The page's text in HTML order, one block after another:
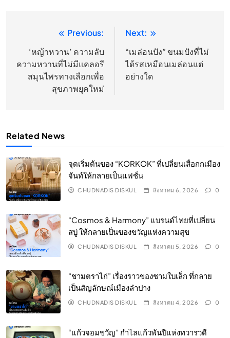
แนะแนว
เรื่อง
Previous:
‘หญ้าหวาน’ ความลับ
ความหวานที่ไม่มีแคลอรี
สมุนไพรทางเลือกเพื่อ
สุขภาพยุคใหม่
Next:
“เมล่อนปัง” ขนมปังที่ไม่
ได้รสเหมือนเมล่อนแต่
อย่างใด
Related News
จุดเริ่มต้นของ “KORKOK” ที่เปลี่ยนเสื่อกกเมือง
จันท์ให้กลายเป็นแฟชั่น
CHUDNADIS DISKUL สิงหาคม 6, 2026 0
“Cosmos & Harmony” แบรนด์ไทยที่เปลี่ยน
สบู่ ให้กลายเป็นของขวัญแห่งความสุข
CHUDNADIS DISKUL สิงหาคม 5, 2026 0
“ชามตราไก่” เรื่องราวของชามใบเล็ก ที่กลาย
เป็นสัญลักษณ์เมืองลำปาง
CHUDNADIS DISKUL สิงหาคม 4, 2026 0
“แก้วจอมขวัญ” กำไลแก้วพันปีแห่งทวารวดี